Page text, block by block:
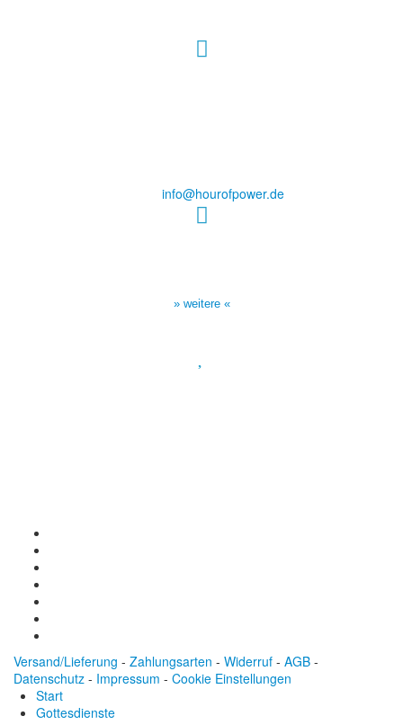
info@hourofpower.de
» weitere «
Versand/Lieferung - Zahlungsarten - Widerruf - AGB -
Datenschutz - Impressum - Cookie Einstellungen
Start
Gottesdienste